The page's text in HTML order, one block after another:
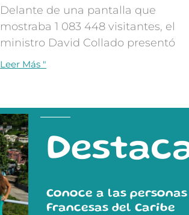
Delante de una pantalla que
mostraba 1 083 448 visitantes, el
ministro David Collado presentó
Leer Más "
Conoce a las
Francesas del Caribe